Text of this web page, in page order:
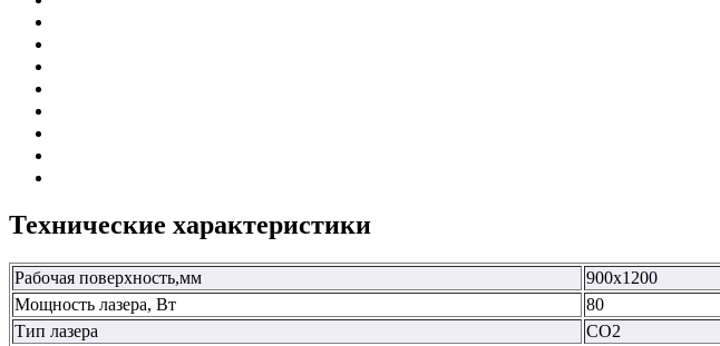
Технические характеристики
Рабочая поверхность,мм
900х1200
Мощность лазера, Вт
80
Тип лазера
СО2